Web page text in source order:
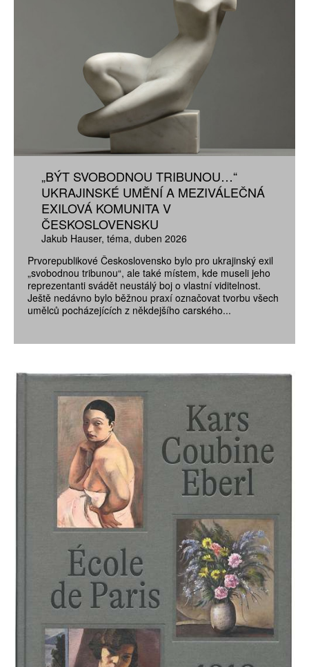
„BÝT SVOBODNOU TRIBUNOU…“
UKRAJINSKÉ UMĚNÍ A MEZIVÁLEČNÁ
EXILOVÁ KOMUNITA V
ČESKOSLOVENSKU
Jakub Hauser téma duben 2026
Prvorepublikové Československo bylo pro ukrajinský exil
„svobodnou tribunou“, ale také místem, kde museli jeho
reprezentanti svádět neustálý boj o vlastní viditelnost.
Ještě nedávno bylo běžnou praxí označovat tvorbu všech
umělců pocházejících z někdejšího carského...